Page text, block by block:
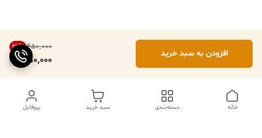
۴۵۰٬۰۰۰ 22%
350,000
افزودن به سبد خرید
پروفایل سبد خرید دسته‌بندی خانه